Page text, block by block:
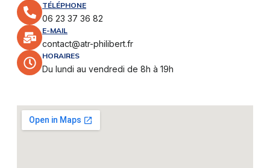
TÉLÉPHONE
06 23 37 36 82
E-MAIL
contact@atr-philibert.fr
HORAIRES
Du lundi au vendredi de 8h à 19h